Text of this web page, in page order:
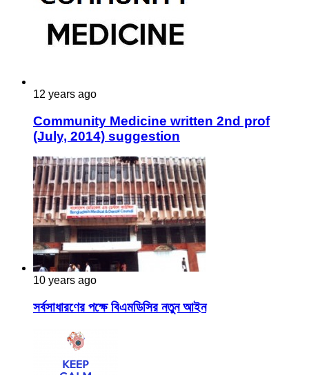
12 years ago
Community Medicine written 2nd prof
(July, 2014) suggestion
10 years ago
সর্বসাধারণের পক্ষে বিএমডিসির নতুন আইন